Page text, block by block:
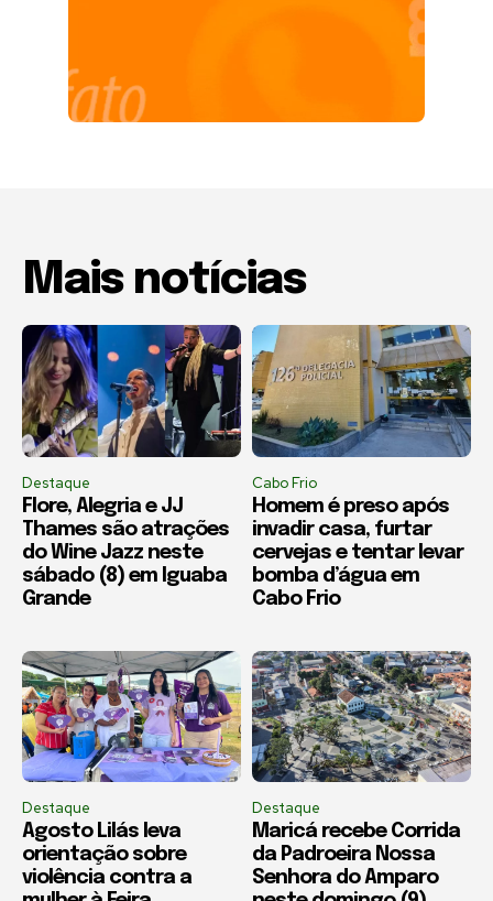
Mais notícias
Destaque
Flore, Alegria e JJ
Thames são atrações
do Wine Jazz neste
sábado (8) em Iguaba
Grande
Cabo Frio
Homem é preso após
invadir casa, furtar
cervejas e tentar levar
bomba d’água em
Cabo Frio
Destaque
Agosto Lilás leva
orientação sobre
violência contra a
Destaque
Maricá recebe Corrida
da Padroeira Nossa
Senhora do Amparo